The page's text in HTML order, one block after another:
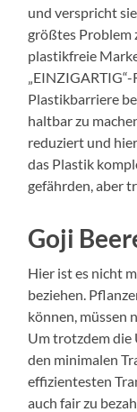
und verspricht
größtes Problem
plastikfreie
Plastikbarriere
haltbar zu
reduziert und
das Plastik
gefährden, aber
Goji
Hier ist es nicht
beziehen.
können, müssen
Um trotzdem die
den minimalen
effizientesten
auch fair zu